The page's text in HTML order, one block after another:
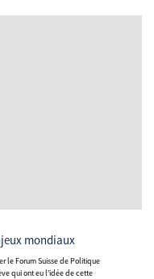
mondiaux
qui ont eu l’idée de cette